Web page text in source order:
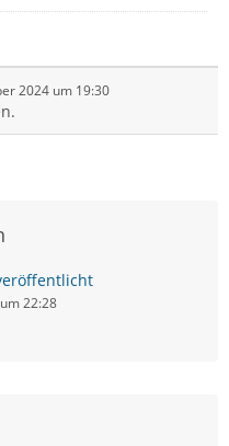
2024 um 19:30
22:28